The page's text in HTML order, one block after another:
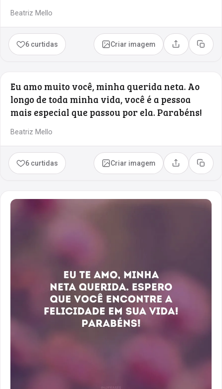
Beatriz Mello
6 curtidas Criar imagem Compartilhar
Copiar
Eu amo muito você, minha querida neta. Ao
longo de toda minha vida, você é a pessoa
mais especial que passou por ela. Parabéns!
Beatriz Mello
6 curtidas Criar imagem Compartilhar
Copiar